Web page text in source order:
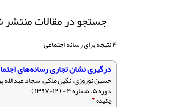
جستجو در مقالات
۴ نتیجه برای رسانه اجتماعی
درگیری نشان تجاری رسانه‌های
حسین نوروزی، نگین ملکی، سجاد عبدالله
دوره ۵، شماره ۴ - ( ۱۲-۱۳۹۷ )
چکیده